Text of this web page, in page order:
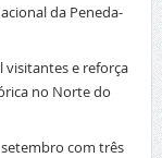
da Peneda-
visitantes e reforça
no Norte do
setembro com três